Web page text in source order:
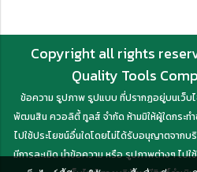
Copyright all rights
Quality Tools
ข้อความ รูปภาพ รูปแบบ ที่ปรากฏอยู่บนเว็บ
พัฒนสิน ควอลิตี้ ทูลส์ จำกัด ห้ามมิให้ผู้ใดกระท
ไปใช้ประโยชน์อื่นใดโดยไม่ได้รับอนุญาตจาก
มีการละเมิด นำข้อความ หรือ รูปภาพต่างๆ ไป